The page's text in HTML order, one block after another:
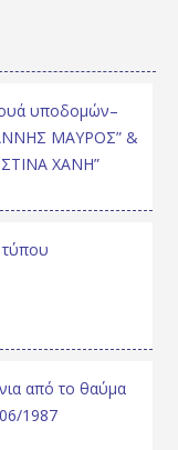
υποδομών–
ΜΑΥΡΟΣ” &
ΧΑΝΗ”
τύπου
από το θαύμα
1987